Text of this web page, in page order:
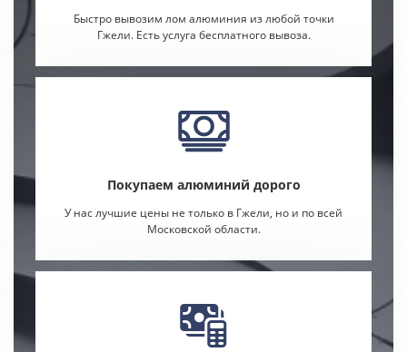
Быстро вывозим лом алюминия из любой точки
Гжели. Есть услуга бесплатного вывоза.
Покупаем алюминий дорого
У нас лучшие цены не только в Гжели, но и по всей
Московской области.